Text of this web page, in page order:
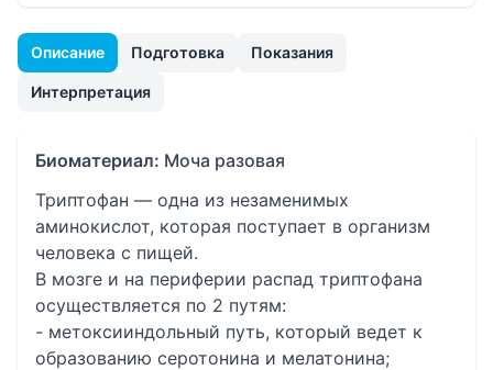
Описание Подготовка Показания
Интерпретация
Биоматериал: Моча разовая
Триптофан — одна из незаменимых
аминокислот, которая поступает в организм
человека с пищей.
В мозге и на периферии распад триптофана
осуществляется по 2 путям:
- метоксииндольный путь, который ведет к
образованию серотонина и мелатонина;